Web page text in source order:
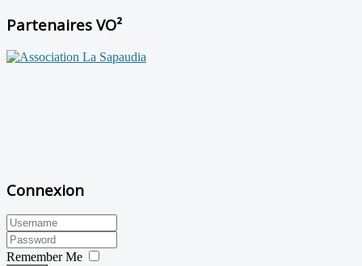
Partenaires VO²
Connexion
Remember Me